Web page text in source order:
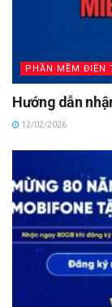
PHẦN MỀM ĐIỆN
Hướng dẫn
12/02/2026